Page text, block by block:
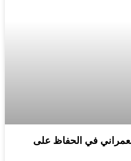
في الحفاظ على